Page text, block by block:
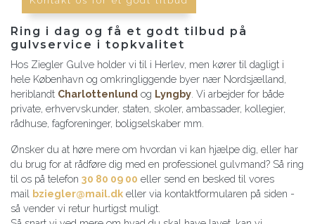
Ring i dag og få et godt tilbud på
gulvservice i topkvalitet
Hos Ziegler Gulve holder vi til i Herlev, men kører til dagligt i
hele København og omkringliggende byer nær Nordsjælland,
heriblandt Charlottenlund og Lyngby . Vi arbejder for både
private, erhvervskunder, staten, skoler, ambassader, kollegier,
rådhuse, fagforeninger, boligselskaber mm.
Ønsker du at høre mere om hvordan vi kan hjælpe dig, eller har
du brug for at rådføre dig med en professionel gulvmand? Så ring
til os på telefon 30 80 09 00 eller send en besked til vores
mail bziegler@mail.dk eller via kontaktformularen på siden -
så vender vi retur hurtigst muligt.